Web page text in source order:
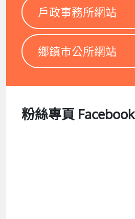
戶政事務所網站
鄉鎮市公所網站
粉絲專頁 Facebook